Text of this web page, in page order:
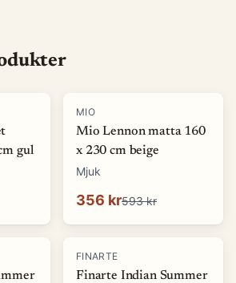
gul
-40%
MIO
Mio Lennon matta 160
x 230 cm beige
Mjuk
356 kr593 kr
-50 %
FINARTE
Finarte Indian Summer